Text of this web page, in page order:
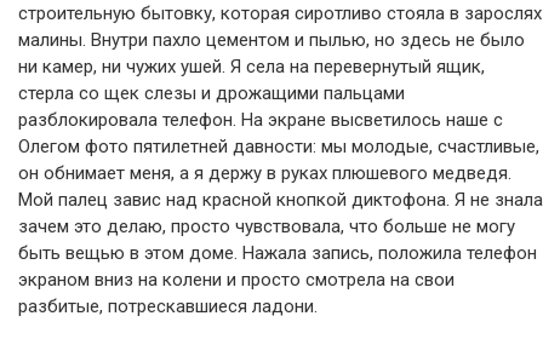
строительную бытовку, которая сиротливо стояла в зарослях
малины. Внутри пахло цементом и пылью, но здесь не было
ни камер, ни чужих ушей. Я села на перевернутый ящик,
стерла со щек слезы и дрожащими пальцами
разблокировала телефон. На экране высветилось наше с
Олегом фото пятилетней давности: мы молодые, счастливые,
он обнимает меня, а я держу в руках плюшевого медведя.
Мой палец завис над красной кнопкой диктофона. Я не знала
зачем это делаю, просто чувствовала, что больше не могу
быть вещью в этом доме. Нажала запись, положила телефон
экраном вниз на колени и просто смотрела на свои
разбитые, потрескавшиеся ладони.